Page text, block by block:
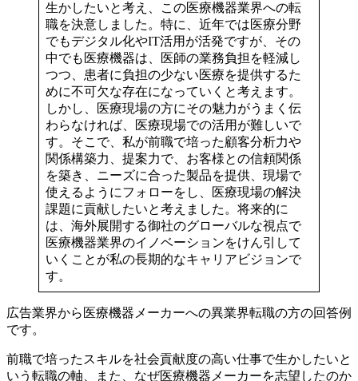
生かしたいと考え、この医療機器業界への転
職を決意しました。特に、近年では医療分野
でもデジタル化やIT活用が活発ですが、その
中でも医療機器は、医師の業務負担を軽減し
つつ、患者に負担の少ない医療を提供するた
めに不可欠な存在になっていくと考えます。
しかし、医療現場の方にその魅力がうまく伝
わらなければ、医療現場での活用が難しいで
す。そこで、私が前職で培った顧客分析力や
関係構築力、提案力で、お客様との信頼関係
を築き、ニーズに合った製品を提供、現場で
使えるようにフォローをし、医療現場の解決
課題に貢献したいと考えました。将来的に
は、海外展開する御社のグローバルな視点で
医療機器業界のイノベーションをけん引して
いくことが私の長期的なキャリアビジョンで
す。
広告業界から医療機器メーカーへの異業界転職の方の回答例
です。
前職で培ったスキルを社会貢献度の高い仕事で生かしたいと
いう転職の軸、また、なぜ医療機器メーカーを志望したのか